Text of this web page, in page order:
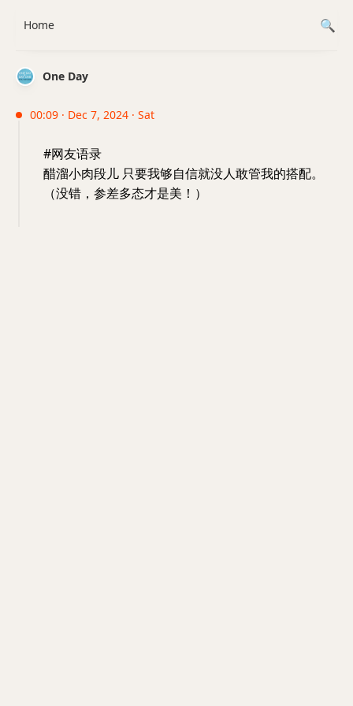
One Day
00:09 · Dec 7, 2024 · Sat
#网友语录
醋溜小肉段儿 只要我够自信就没人敢管我的搭配。
（没错，参差多态才是美！）
Home